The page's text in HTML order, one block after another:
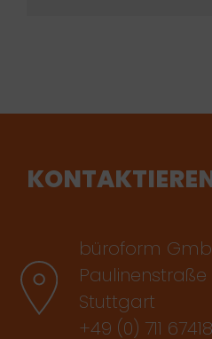
büroform
Paulinenstraße
Stuttgart
+49 (0) 711